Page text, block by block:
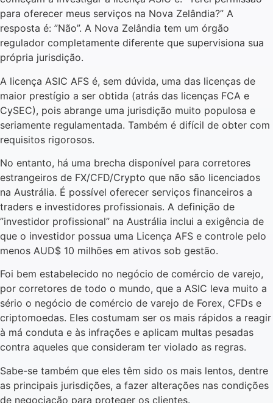
para oferecer meus serviços na Nova Zelândia?” A
resposta é: ”Não”. A Nova Zelândia tem um órgão
regulador completamente diferente que supervisiona sua
própria jurisdição.
A licença ASIC AFS é, sem dúvida, uma das licenças de
maior prestígio a ser obtida (atrás das licenças FCA e
CySEC), pois abrange uma jurisdição muito populosa e
seriamente regulamentada. Também é difícil de obter com
requisitos rigorosos.
No entanto, há uma brecha disponível para corretores
estrangeiros de FX/CFD/Crypto que não são licenciados
na Austrália. É possível oferecer serviços financeiros a
traders e investidores profissionais. A definição de
”investidor profissional” na Austrália inclui a exigência de
que o investidor possua uma Licença AFS e controle pelo
menos AUD$ 10 milhões em ativos sob gestão.
Foi bem estabelecido no negócio de comércio de varejo,
por corretores de todo o mundo, que a ASIC leva muito a
sério o negócio de comércio de varejo de Forex, CFDs e
criptomoedas. Eles costumam ser os mais rápidos a reagir
à má conduta e às infrações e aplicam multas pesadas
contra aqueles que consideram ter violado as regras.
Sabe-se também que eles têm sido os mais lentos, dentre
as principais jurisdições, a fazer alterações nas condições
de negociação para proteger os clientes.